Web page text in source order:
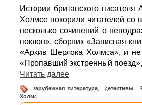
Истории британского
Холмсе покорили читателей со
несколько сочинений о
поклон», сборник «Записная
«Архив Шерлока Холмса», и
«Пропавший экстренный
Читать далее
зарубежная литература детективы
Холмс